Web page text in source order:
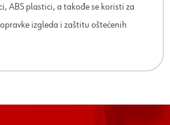
ABS plastici, a takođe se koristi za
izgleda i zaštitu oštećenih